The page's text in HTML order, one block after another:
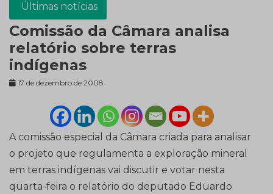
Últimas notícias
Comissão da Câmara analisa
relatório sobre terras
indígenas
17 de dezembro de 2008
A comissão especial da Câmara criada para analisar
o projeto que regulamenta a exploração mineral
em terras indígenas vai discutir e votar nesta
quarta-feira o relatório do deputado Eduardo